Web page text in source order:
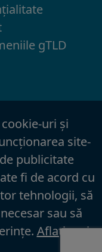
gTLD
uri şi
site-
publicitate
fi de acord cu
tehnologii, să
sau să
Aflaţi mai